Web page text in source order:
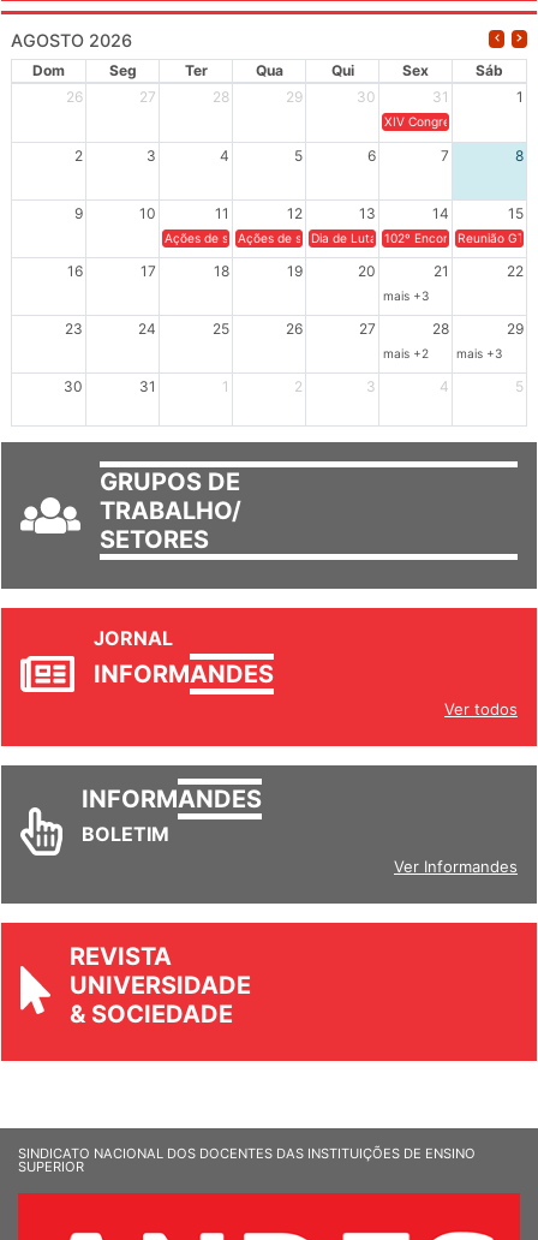
AGOSTO 2026
Dom Seg Ter Qua Qui Sex
Sáb
26
27 28 29 30 31 1
XIV Congresso Brasileiro
2 3 4 5 6 7 8
9 10 11 12 13 14 15
Ações de solidariedade a Cuba no Rio Grande do Sul - 100
Ações de solidariedade a Cuba no Rio Grande do
Dia de Luta em Defesa de Cuba e da
102º Encontro da
Reunião
16 17 18 19 20 21 22
mais +3
23 24 25 26 27 28 29
mais +2 mais +3
30 31 1 2 3 4 5
GRUPOS DE
TRABALHO/
SETORES
JORNAL
INFORMANDES
Ver todos
INFORMANDES
BOLETIM
Ver Informandes
REVISTA
UNIVERSIDADE
& SOCIEDADE
SINDICATO NACIONAL DOS DOCENTES DAS INSTITUIÇÕES DE ENSINO
SUPERIOR